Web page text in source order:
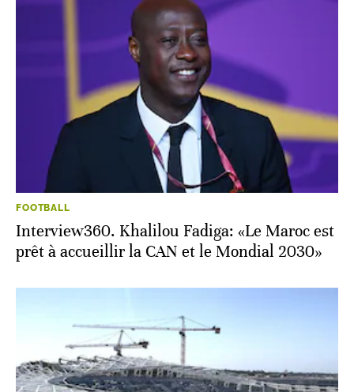
FOOTBALL
Interview360. Khalilou Fadiga: «Le Maroc est